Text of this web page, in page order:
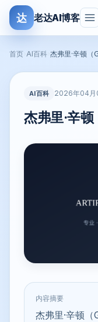
达 老达AI博客
首页 AI百科 杰弗里·辛顿
AI百科 2026年04月
杰弗里·辛
内容摘要
杰弗里·辛顿